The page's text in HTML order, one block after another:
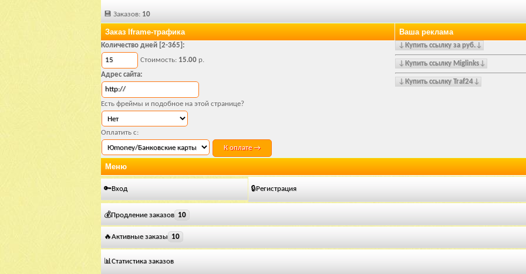
💾 Заказов: 10
Заказ Iframe-трафика
Количество дней [2-365]:
Стоимость: 15.00 р.
Адрес сайта:
Есть фреймы и подобное на этой странице?
Оплатить c:
Ваша реклама
↓ Купить ссылку заруб.↓
↓ Купить ссылку Miglinks↓
↓ Купить ссылку Traf24↓
Меню
🔑Вход 🔒Регистрация
💰Продление заказов 10
🔥Активные заказы 10
📊Статистика заказов